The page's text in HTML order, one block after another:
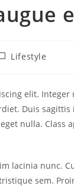
Lifestyle
elit.
Duis
nulla.
lacinia nunc.
sem.